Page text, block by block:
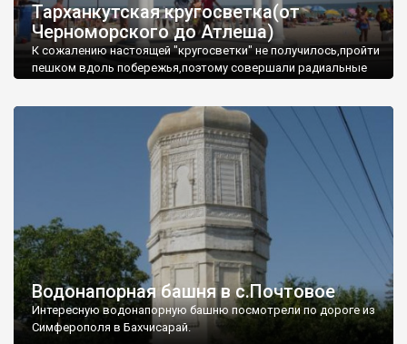
Тарханкутская кругосветка(от
Черноморского до Атлеша)
К сожалению настоящей "кругосветки" не получилось,пройти
пешком вдоль побережья,поэтому совершали радиальные
Водонапорная башня в с.Почтовое
Интересную водонапорную башню посмотрели по дороге из
Симферополя в Бахчисарай.